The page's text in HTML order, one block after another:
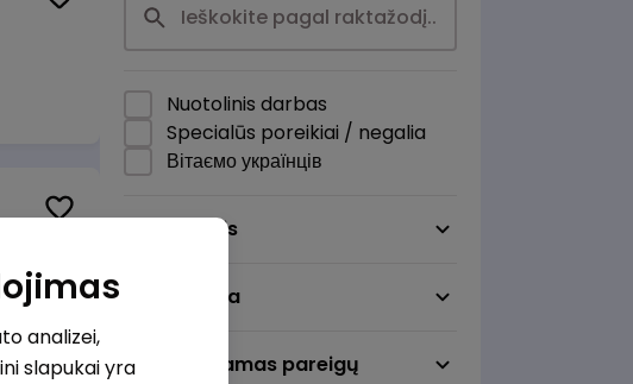
Nuotolinis darbas
Specialūs poreikiai / negalia
Вітаємо українців
Darbo sritis
Darbo vieta
Pageidaujamas pareigų
analizei,
slapukai yra